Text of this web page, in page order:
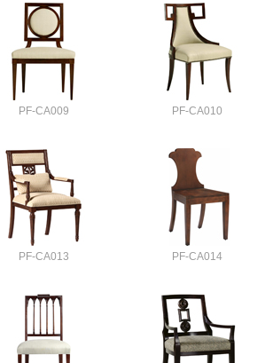
PF-CA009 PF-CA010
PF-CA013 PF-CA014